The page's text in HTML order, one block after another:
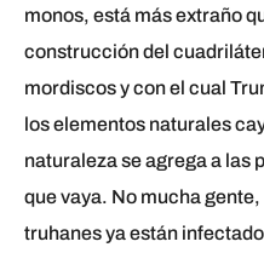
monos, está más extraño
construcción del
mordiscos y con el cual
los elementos naturales
naturaleza se agrega a las
que vaya. No mucha
truhanes ya están